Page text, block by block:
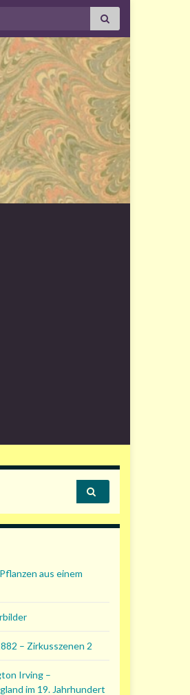
aus einem
– Zirkusszenen 2
Irving –
im 19. Jahrhundert